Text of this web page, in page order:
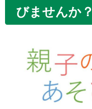
びませんか？